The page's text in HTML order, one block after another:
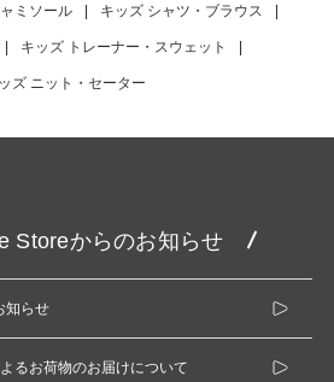
ミソール | キッズ シャツ・ブラウス |
| キッズ トレーナー・スウェット |
ズ ニット・セーター
Storeからのお知らせ
知らせ
るお荷物のお届けについて